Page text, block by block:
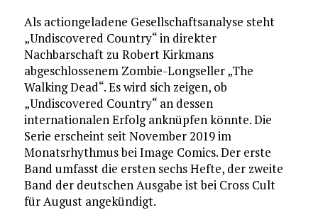
Als actiongeladene Gesellschaftsanalyse steht
„Undiscovered Country“ in direkter
Nachbarschaft zu Robert Kirkmans
abgeschlossenem Zombie-Longseller „The
Walking Dead“. Es wird sich zeigen, ob
„Undiscovered Country“ an dessen
internationalen Erfolg anknüpfen könnte. Die
Serie erscheint seit November 2019 im
Monatsrhythmus bei Image Comics. Der erste
Band umfasst die ersten sechs Hefte, der zweite
Band der deutschen Ausgabe ist bei Cross Cult
für August angekündigt.